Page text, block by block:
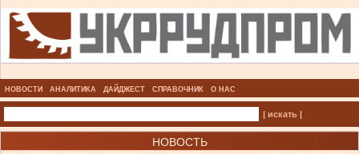
НОВОСТИ АНАЛИТИКА ДАЙДЖЕСТ СПРАВОЧНИК О НАС
| искать |
НОВОСТЬ